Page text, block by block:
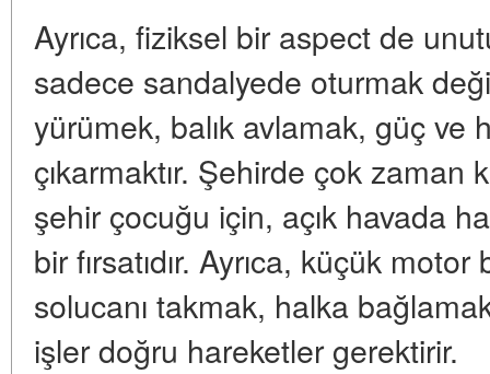
Ayrıca, fiziksel bir aspect de
sadece sandalyede oturmak
yürümek, balık avlamak, güç ve
çıkarmaktır. Şehirde çok zaman
şehir çocuğu için, açık havada
bir fırsatıdır. Ayrıca, küçük
solucanı takmak, halka
işler doğru hareketler gerektirir.